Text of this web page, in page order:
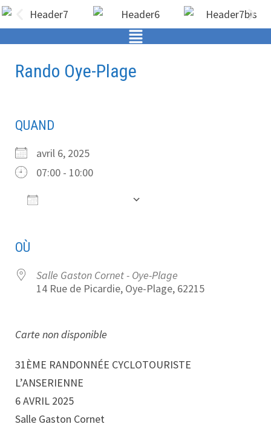
Rando Oye-Plage
QUAND
avril 6, 2025
07:00 - 10:00
OÙ
Salle Gaston Cornet - Oye-Plage
14 Rue de Picardie, Oye-Plage, 62215
Carte non disponible
31ÈME RANDONNÉE CYCLOTOURISTE
L’ANSERIENNE
6 AVRIL 2025
Salle Gaston Cornet